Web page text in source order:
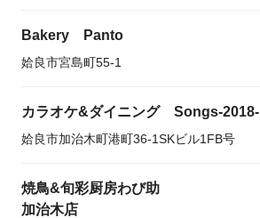
Bakery Panto
姶良市宮島町55-1
カラオケ&ダイニング Songs-2018-
姶良市加治木町港町36-1SKビル1FB号
焼鳥&旬彩厨房わび助
加治木店